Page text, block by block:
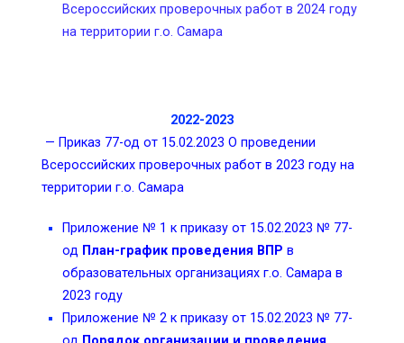
Всероссийских проверочных работ в 2024 году
на территории г.о. Самара
2022-2023
— Приказ 77-од от 15.02.2023 О проведении
Всероссийских проверочных работ в 2023 году на
территории г.о. Самара
Приложение № 1 к приказу от 15.02.2023 № 77-
од План-график проведения ВПР в
образовательных организациях г.о. Самара в
2023 году
Приложение № 2 к приказу от 15.02.2023 № 77-